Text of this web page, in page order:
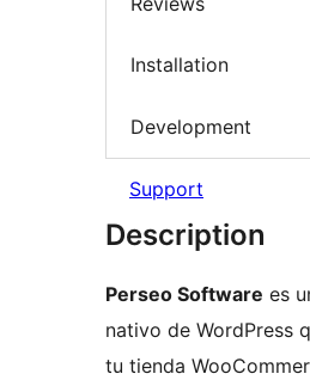
Installation
Development
Support
Description
Perseo Software es
nativo de WordPress
tu tienda